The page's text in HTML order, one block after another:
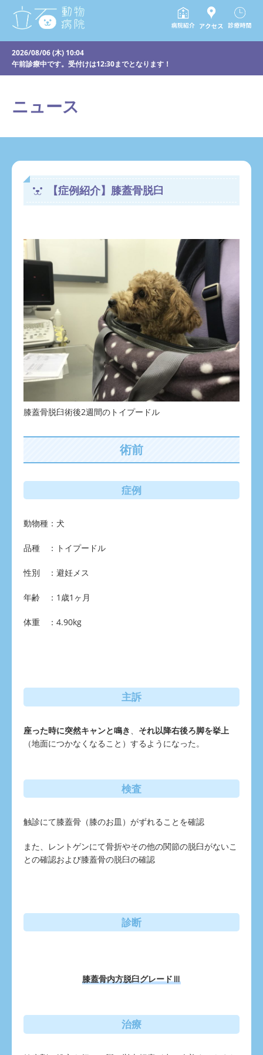
2026/08/06 (木) 10:04
午前診療中です。受付けは12:30までとなります！
ニュース
【症例紹介】膝蓋骨脱臼
膝蓋骨脱臼術後2週間のトイプードル
術前
症例
動物種：犬
品種 ：トイプードル
性別 ：避妊メス
年齢 ：1歳1ヶ月
体重 ：4.90kg
主訴
座った時に突然キャンと鳴き
それ以降右後ろ脚を挙上
（地面につかなくなること）するようになった。
検査
触診にて膝蓋骨（膝のお皿）がずれることを確認
また、レントゲンにて骨折やその他の関節の脱臼がないこ
との確認および膝蓋骨の脱臼の確認
診断
膝蓋骨内方脱臼グレードⅢ
治療